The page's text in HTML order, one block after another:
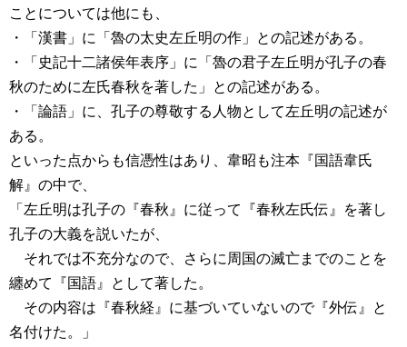
ことについては他にも、
・「漢書」に「魯の太史左丘明の作」との記述がある。
・「史記十二諸侯年表序」に「魯の君子左丘明が孔子の春
秋のために左氏春秋を著した」との記述がある。
・「論語」に、孔子の尊敬する人物として左丘明の記述が
ある。
といった点からも信憑性はあり、韋昭も注本『国語韋氏
解』の中で、
「左丘明は孔子の『春秋』に従って『春秋左氏伝』を著し
孔子の大義を説いたが、
それでは不充分なので、さらに周国の滅亡までのことを
纏めて『国語』として著した。
その内容は『春秋経』に基づいていないので『外伝』と
名付けた。」